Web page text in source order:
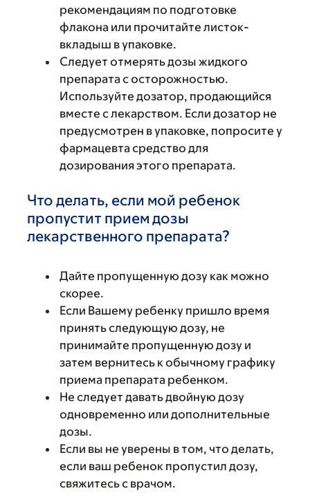
рекомендациям по подготовке
флакона или прочитайте листок-
вкладыш в упаковке.
Следует отмерять дозы жидкого
препарата с осторожностью.
Используйте дозатор, продающийся
вместе с лекарством. Если дозатор не
предусмотрен в упаковке, попросите у
фармацевта средство для
дозирования этого препарата.
Что делать, если мой ребенок
пропустит прием дозы
лекарственного препарата?
Дайте пропущенную дозу как можно
скорее.
Если Вашему ребенку пришло время
принять следующую дозу, не
принимайте пропущенную дозу и
затем вернитесь к обычному графику
приема препарата ребенком.
Не следует давать двойную дозу
одновременно или дополнительные
дозы.
Если вы не уверены в том, что делать,
если ваш ребенок пропустил дозу,
свяжитесь с врачом.